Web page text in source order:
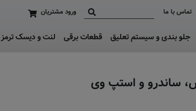
تماس با ما ورود مشتریان
جلو بندی و سیستم تعلیق قطعات برقی لنت و دیسک ترمز